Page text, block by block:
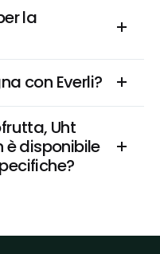
la
con Everli?
Uht
è disponibile